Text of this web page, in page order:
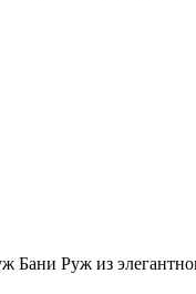
Бани Руж из